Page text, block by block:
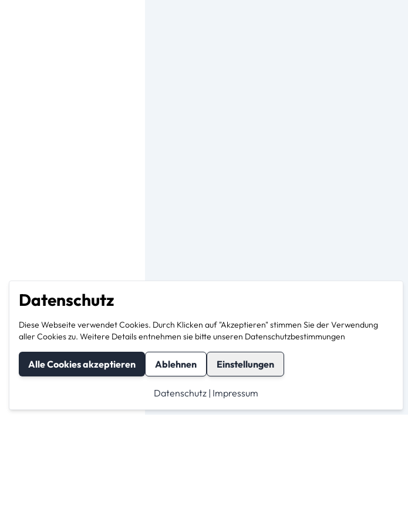
Datenschutz
Diese Webseite verwendet Cookies. Durch Klicken auf "Akzeptieren" stimmen Sie der Verwendung
aller Cookies zu. Weitere Details entnehmen sie bitte unseren Datenschutzbestimmungen
Alle Cookies akzeptieren Ablehnen Einstellungen
Datenschutz | Impressum